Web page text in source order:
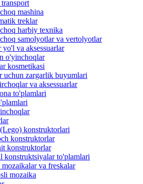
mashina
treklar
harbiy texnika
samolyotlar va vertolyotlar
yo'l va aksessuarlar
o'yinchoqlar
kosmetikasi
uchun zargarlik buyumlari
va aksessuarlar
to'plamlari
konstruktorlari
konstruktorlar
konstruktorlar
konstruktsiyalar to'plamlari
va freskalar
mozaika